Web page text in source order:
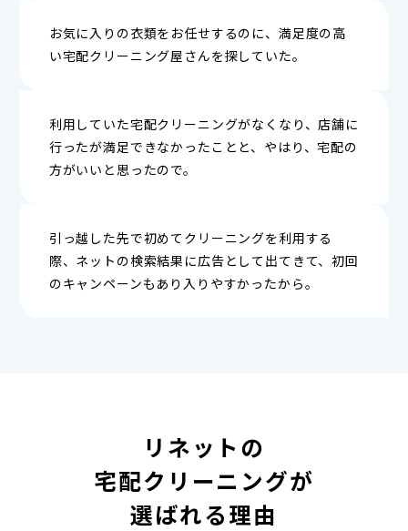
お気に入りの衣類をお任せするのに、満足度の高
い宅配クリーニング屋さんを探していた。
利用していた宅配クリーニングがなくなり、店舗に
行ったが満足できなかったことと、やはり、宅配の
方がいいと思ったので。
引っ越した先で初めてクリーニングを利用する
際、ネットの検索結果に広告として出てきて、初回
のキャンペーンもあり入りやすかったから。
リネットの
宅配クリーニングが
選ばれる理由